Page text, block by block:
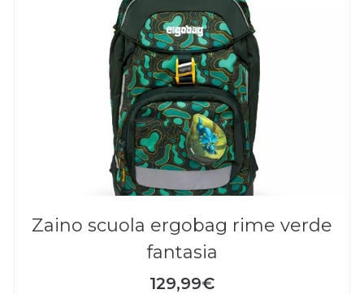
zaino scuola ergobag rime verde
fantasia
129,99€